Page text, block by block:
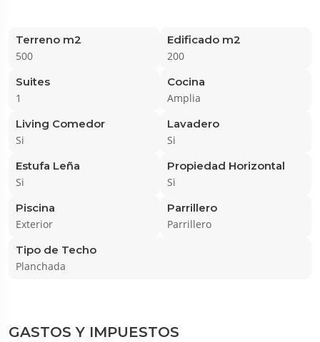
Terreno m2
500
Edificado m2
200
Suites
1
Cocina
Amplia
Living Comedor
Si
Lavadero
Si
Estufa Leña
Si
Propiedad Horizontal
Si
Piscina
Exterior
Parrillero
Parrillero
Tipo de Techo
Planchada
GASTOS Y IMPUESTOS